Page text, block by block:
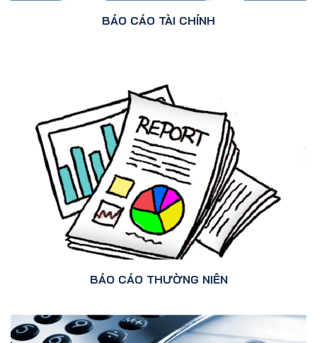
BÁO CÁO TÀI CHÍNH
BÁO CÁO THƯỜNG NIÊN